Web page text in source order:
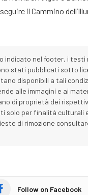
il Cammino
indicato nel footer, i testi
stati pubblicati sotto
disponibili a tali
alle immagini e ai
di proprietà dei
solo per finalità culturali
di rimozione
Follow on Facebook